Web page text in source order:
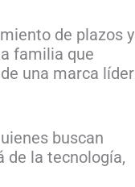
de plazos y
familia que
una marca líder
buscan
de la tecnología,